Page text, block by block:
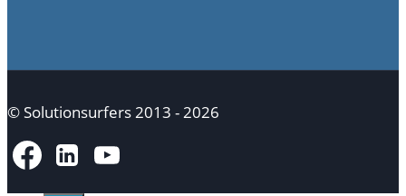
© Solutionsurfers 2013 - 2026